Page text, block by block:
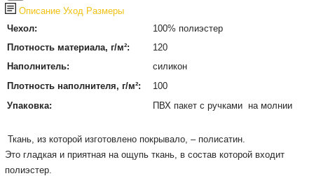
Описание Уход Размеры
Чехол:
100% полиэстер
Плотность материала, г/м²:
120
Наполнитель:
силикон
Плотность наполнителя, г/м²:
100
Упаковка:
ПВХ пакет с ручками на молнии
Ткань, из которой изготовлено покрывало, – полисатин.
Это гладкая и приятная на ощупь ткань, в состав которой входит
полиэстер.